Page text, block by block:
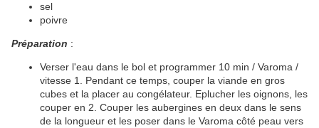
sel
poivre
Préparation :
Verser l'eau dans le bol et programmer 10 min / Varoma /
vitesse 1. Pendant ce temps, couper la viande en gros
cubes et la placer au congélateur. Eplucher les oignons, les
couper en 2. Couper les aubergines en deux dans le sens
de la longueur et les poser dans le Varoma côté peau vers